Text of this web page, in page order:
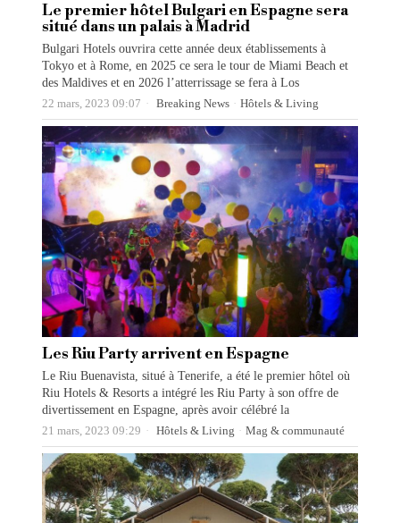
Le premier hôtel Bulgari en Espagne sera
situé dans un palais à Madrid
Bulgari Hotels ouvrira cette année deux établissements à
Tokyo et à Rome, en 2025 ce sera le tour de Miami Beach et
des Maldives et en 2026 l’atterrissage se fera à Los
22 mars, 2023 09:07 Breaking News · Hôtels & Living
Les Riu Party arrivent en Espagne
Le Riu Buenavista, situé à Tenerife, a été le premier hôtel où
Riu Hotels & Resorts a intégré les Riu Party à son offre de
divertissement en Espagne, après avoir célébré la
21 mars, 2023 09:29 Hôtels & Living · Mag & communauté